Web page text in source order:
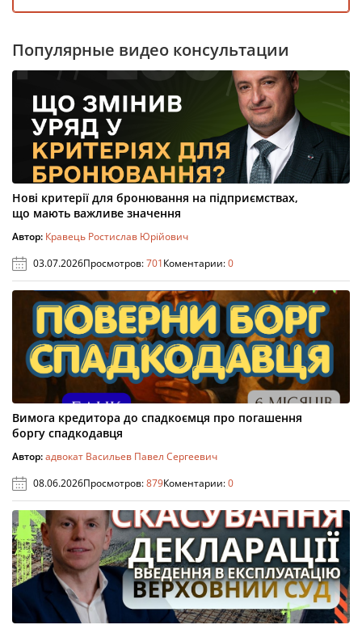
Популярные видео консультации
Нові критерії для бронювання на підприємствах,
що мають важливе значення
Автор: Кравець Ростислав Юрійович
03.07.2026Просмотров:701Коментарии:0
Вимога кредитора до спадкоємця про погашення
боргу спадкодавця
Автор:адвокат Васильев Павел Сергеевич
08.06.2026Просмотров:879Коментарии:0